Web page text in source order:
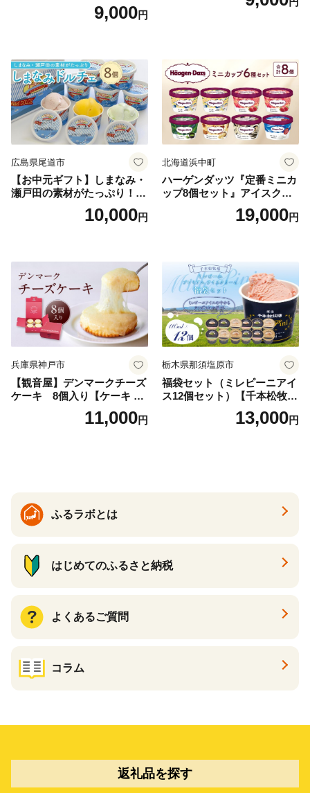
9,000円
広島県尾道市
【お中元ギフト】しまなみ・
瀬戸田の素材がたっぷり！ジ
10,000円
北海道浜中町
ハーゲンダッツ『定番ミニカ
ップ8個セット』アイスクリ
ーム アイス スイーツ デザー
19,000円
兵庫県神戸市
【観音屋】デンマークチーズ
ケーキ 8個入り【ケーキ チ
ーズケーキ 人気スイーツ お
すすめスイーツ 神戸スイー
11,000円
栃木県那須塩原市
福袋セット（ミレピーニアイ
ス12個セット）【千本松牧
場】 ns025-014-12 【デザー
ト 詰め合わせ ギフト】
13,000円
ふるラボとは
はじめてのふるさと納税
よくあるご質問
コラム
返礼品を探す